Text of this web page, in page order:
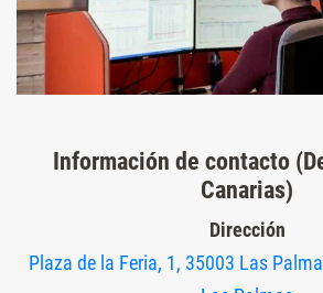
Información de contacto
Canarias)
Dirección
Plaza de la Feria, 1, 35003 Las